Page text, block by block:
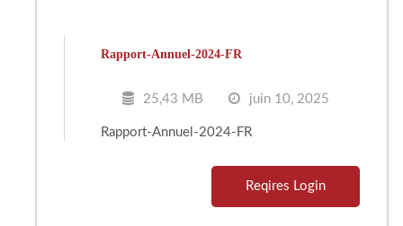
Rapport-Annuel-2024-FR
25,43 MB juin 10, 2025
Rapport-Annuel-2024-FR
Reqires Login